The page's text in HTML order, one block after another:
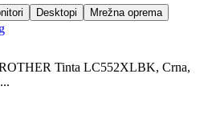
Desktopi
Mrežna oprema
Tinta LC552XLBK, Crna,